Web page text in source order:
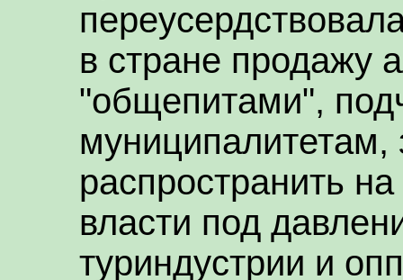
в стране продажу
"общепитами",
муниципалитетам,
распространить
власти под
туриндустрии и